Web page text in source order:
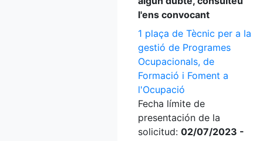
l'ens convocant
1 plaça de Tècnic per a la
gestió de Programes
Ocupacionals, de
Formació i Foment a
l'Ocupació
Fecha límite de
presentación de la
solicitud: 02/07/2023 -